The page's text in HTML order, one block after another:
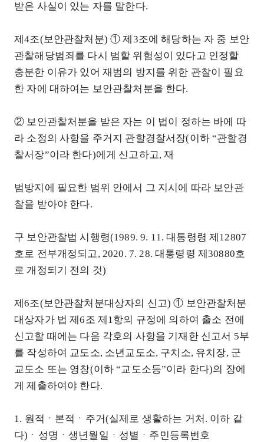
받은 사실이 있는 자를 말한다.
제4조(보안관찰처분) ① 제3조에 해당하는 자 중 보안
관찰해당범죄를 다시 범할 위험성이 있다고 인정할
충분한 이유가 있어 재범의 방지를 위한 관찰이 필요
한 자에 대하여는 보안관찰처분을 한다.
② 보안관찰처분을 받은 자는 이 법이 정하는 바에 따
라 소정의 사항을 주거지 관할경찰서장(이하 “관할경
찰서장”이라 한다)에게 신고하고, 재
범방지에 필요한 범위 안에서 그 지시에 따라 보안관
찰을 받아야 한다.
구 보안관찰법 시행령(1989. 9. 11. 대통령령 제12807
호로 전부개정되고, 2020. 7. 28. 대통령령 제30880호
로 개정되기 전의 것)
제6조(보안관찰처분대상자의 신고) ① 보안관찰처분
대상자가 법 제6조 제1항의 규정에 의하여 출소 전에
신고할 때에는 다음 각호의 사항을 기재한 신고서 5부
를 작성하여 교도소, 소년교도소, 구치소, 유치장, 군
교도소 또는 영창(이하 “교도소등”이라 한다)의 장에
게 제출하여야 한다.
1. 원적ㆍ본적ㆍ주거(실제로 생활하는 거처. 이하 같
다)ㆍ성명ㆍ생년월일ㆍ성별ㆍ주민등록번호